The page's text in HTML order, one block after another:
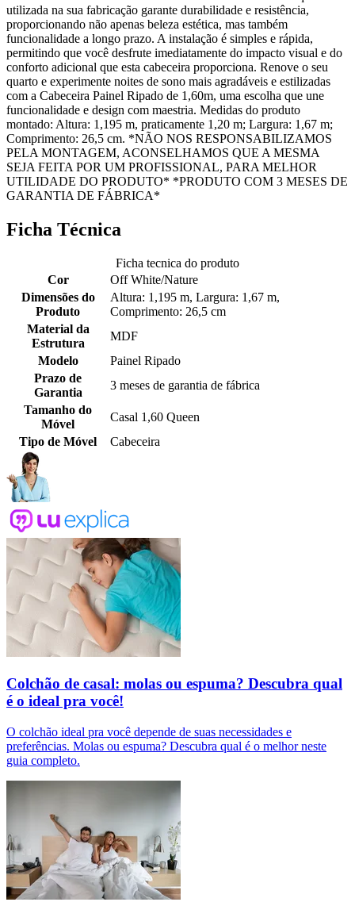
utilizada na sua fabricação garante durabilidade e resistência,
proporcionando não apenas beleza estética, mas também
funcionalidade a longo prazo. A instalação é simples e rápida,
permitindo que você desfrute imediatamente do impacto visual e do
conforto adicional que esta cabeceira proporciona. Renove o seu
quarto e experimente noites de sono mais agradáveis e estilizadas
com a Cabeceira Painel Ripado de 1,60m, uma escolha que une
funcionalidade e design com maestria. Medidas do produto
montado: Altura: 1,195 m, praticamente 1,20 m; Largura: 1,67 m;
Comprimento: 26,5 cm. *NÃO NOS RESPONSABILIZAMOS
PELA MONTAGEM, ACONSELHAMOS QUE A MESMA
SEJA FEITA POR UM PROFISSIONAL, PARA MELHOR
UTILIDADE DO PRODUTO* *PRODUTO COM 3 MESES DE
GARANTIA DE FÁBRICA*
Ficha Técnica
Ficha tecnica do produto
Cor
Off White/Nature
Dimensões do
Produto
Altura: 1,195 m, Largura: 1,67 m,
Comprimento: 26,5 cm
Material da
Estrutura
MDF
Modelo
Painel Ripado
Prazo de
Garantia
3 meses de garantia de fábrica
Tamanho do
Móvel
Casal 1,60 Queen
Tipo de Móvel
Cabeceira
Colchão de casal: molas ou espuma? Descubra qual
é o ideal pra você!
O colchão ideal pra você depende de suas necessidades e
preferências. Molas ou espuma? Descubra qual é o melhor neste
guia completo.